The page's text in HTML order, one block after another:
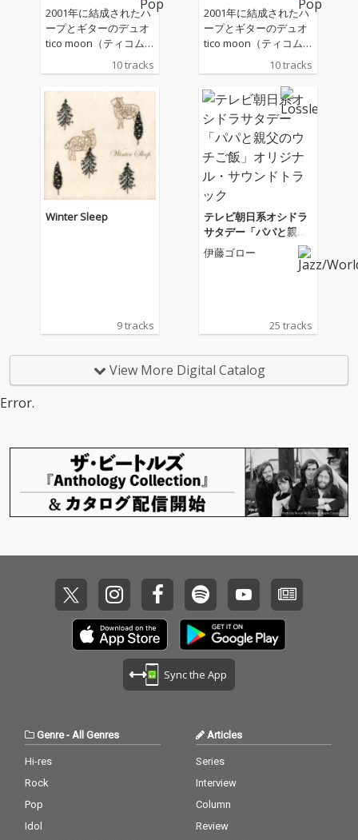
2001年に結成されたハ
ープとギターのデュオ
tico moon（ティコム
ーン）、結成25周年を
迎える今年7月15日に
記念のアルバム『tico
moon』をリリースい
たします。この25年の
間に親交を深めたアー
ティスト、新居昭乃・
山崎ゆかり(空気公
団)・中川理沙(Pome S
hih Tzu)がtico moonを
イメージして書き下ろ
したボーカル曲を3曲
曲にもバンドスタイル
ークはtico moonが愛
を記念するに相応しい
作品になりました。
10 tracks
2001年に結成されたハ
ープとギターのデュオ
tico moon（ティコム
ーン）、結成25周年を
迎える今年7月15日に
記念のアルバム『tico
moon』をリリースい
たします。この25年の
間に親交を深めたアー
ティスト、新居昭乃・
山崎ゆかり(空気公
団)・中川理沙(Pome S
hih Tzu)がtico moonを
イメージして書き下ろ
したボーカル曲を3曲
収録。吉野友加作の曲
には湯川潮音が作詞・
ボーカルで参加。また
曲にもバンドスタイル
ークはtico moonが愛
を記念するに相応しい
作品になりました。
10 tracks
Winter Sleep
9 tracks
テレビ朝日系オシドラ
サタデー「パパと親父
のウチご飯」オリジナ
ル・サウンドトラック
伊藤ゴロー
25 tracks
View More Digital Catalog
Error.
Sync the App
Genre- All Genres
Hi-res
Rock
Pop
Idol
Articles
Series
Interview
Column
Review